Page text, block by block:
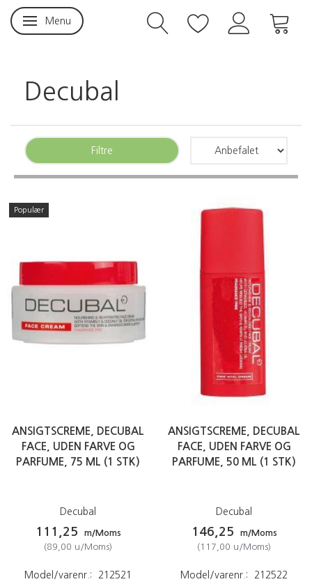
Skifte navigation
Menu
Decubal
Filtre
Populær
ANSIGTSCREME, DECUBAL
FACE, UDEN FARVE OG
PARFUME, 75 ML (1 STK)
Decubal
111,25
m/Moms
(89,00 u/Moms)
Model/varenr.: 212521
ANSIGTSCREME, DECUBAL
FACE, UDEN FARVE OG
PARFUME, 50 ML (1 STK)
Decubal
146,25
m/Moms
( 117,00 u/Moms)
Model/varenr.: 212522